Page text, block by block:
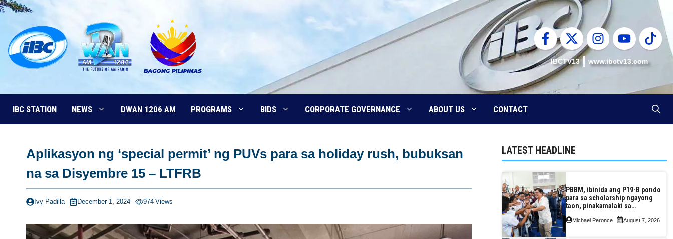
Skip
content
IBCTV13 www.ibctv13.com
IBC STATION NEWS DWAN 1206 AM PROGRAMS BIDS CORPORATE GOVERNANCE ABOUT US CONTACT
Aplikasyon ng ‘special permit’ ng PUVs para sa holiday rush, bubuksan
na sa Disyembre 15 – LTFRB
Ivy Padilla December 1, 2024 974 Views
LATEST HEADLINE
PBBM, ibinida ang P19-B pondo
para sa scholarship ngayong
taon, pinakamalaki sa
Michael Peronce August 7, 2026